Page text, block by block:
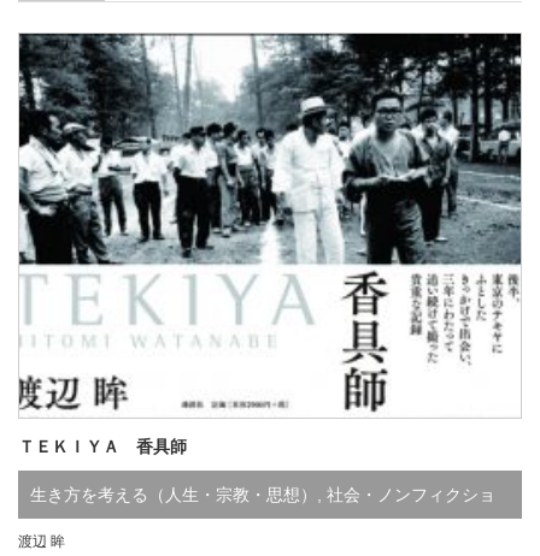
ＴＥＫＩＹＡ 香具師
生き方を考える（人生・宗教・思想） 社会・ノンフィクショ
ン ,た行
渡辺 眸